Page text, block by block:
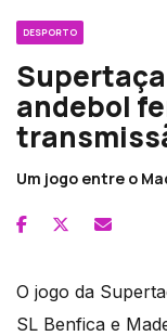
DESPORTO
andebol
Um jogo entre o
O jogo da
SL Benfica e